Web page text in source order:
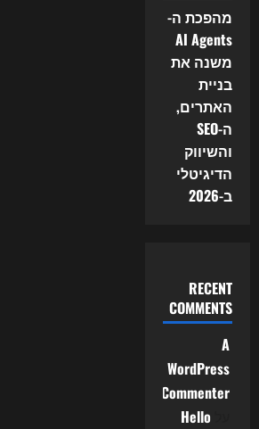
מהפכת ה-
AI Agents
משנה את
בניית
האתרים,
ה-SEO
והשיווק
הדיגיטלי
ב-2026
RECENT
COMMENTS
A
WordPress
Commenter
Hello